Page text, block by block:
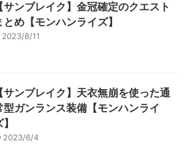
【サンブレイク】金冠確定のクエスト
とめ【モンハンライズ】
2023/8/11
【サンブレイク】天衣無崩を使った通
型ガンランス装備【モンハンライ
2023/6/4